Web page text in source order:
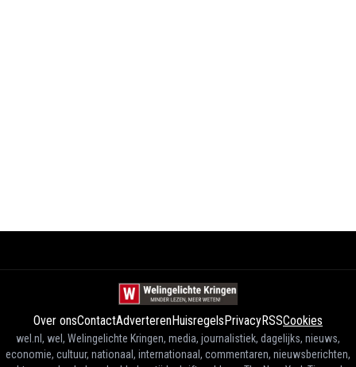
Over onsContactAdverterenHuisregelsPrivacyRSSCookies
wel.nl, wel, Welingelichte Kringen, media, journalistiek, dagelijks, nieuws,
economie, cultuur, nationaal, internationaal, commentaren, nieuwsberichten,